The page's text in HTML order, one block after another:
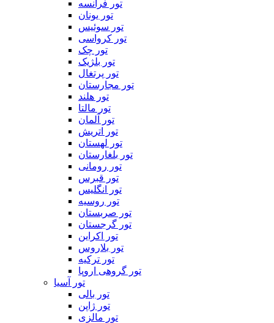
تور فرانسه
تور یونان
تور سوئیس
تور کرواسی
تور چک
تور بلژیک
تور پرتغال
تور مجارستان
تور هلند
تور مالتا
تور آلمان
تور اتریش
تور لهستان
تور بلغارستان
تور رومانی
تور قبرس
تور انگلیس
تور روسیه
تور صربستان
تور گرجستان
تور اکراین
تور بلاروس
تور ترکیه
تور گروهی اروپا
تور آسیا
تور بالی
تور ژاپن
تور مالزی